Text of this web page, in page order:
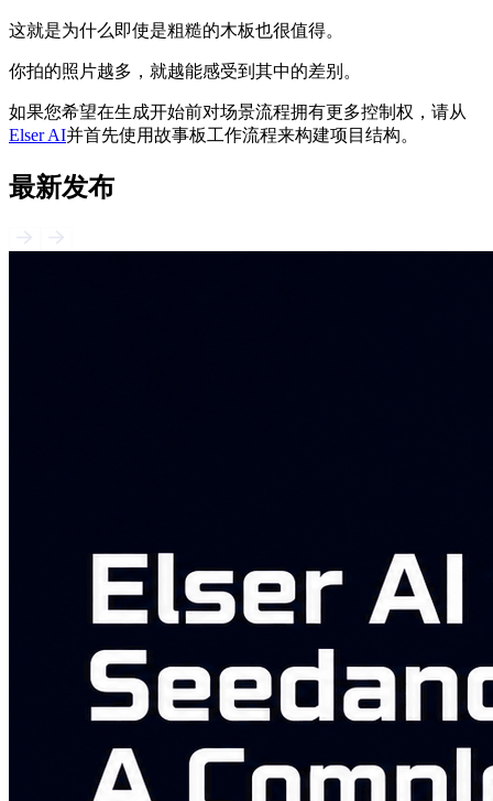
这就是为什么即使是粗糙的木板也很值得。
你拍的照片越多，就越能感受到其中的差别。
如果您希望在生成开始前对场景流程拥有更多控制权，请从
Elser AI并首先使用故事板工作流程来构建项目结构。
最新发布